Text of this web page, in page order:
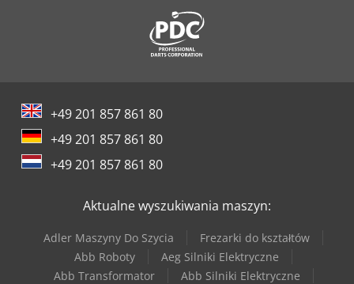
+49 201 857 861 80
+49 201 857 861 80
+49 201 857 861 80
Aktualne wyszukiwania maszyn:
Adler Maszyny Do Szycia
Frezarki do kształtów
Abb Roboty
Aeg Silniki Elektryczne
Abb Transformator
Abb Silniki Elektryczne